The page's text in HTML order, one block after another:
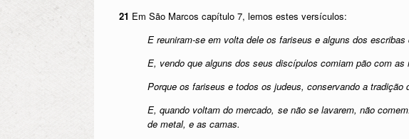
21 Em São Marcos capítulo 7, lemos estes versículos:
E reuniram-se em volta dele os fariseus e alguns dos
E, vendo que alguns dos seus discípulos comiam pão com
Porque os fariseus e todos os judeus, conservando a
E, quando voltam do mercado, se não se lavarem, não
de metal, e as camas.